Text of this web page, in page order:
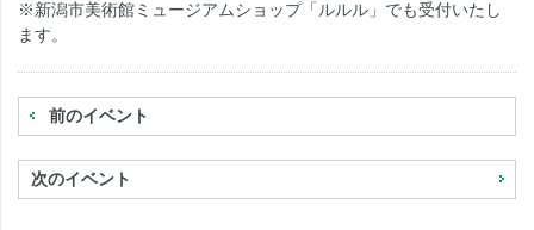
※新潟市美術館ミュージアムショップ「ルルル」でも受付いたし
ます。
前のイベント
次のイベント